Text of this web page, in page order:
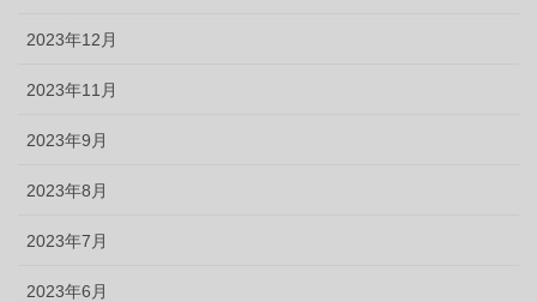
2023年12月
2023年11月
2023年9月
2023年8月
2023年7月
2023年6月